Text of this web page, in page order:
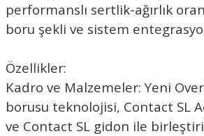
performanslı sertlik-ağırlık
boru şekli ve sistem
Özellikler:
Kadro ve Malzemeler: Yeni
borusu teknolojisi, Contact SL
ve Contact SL gidon ile